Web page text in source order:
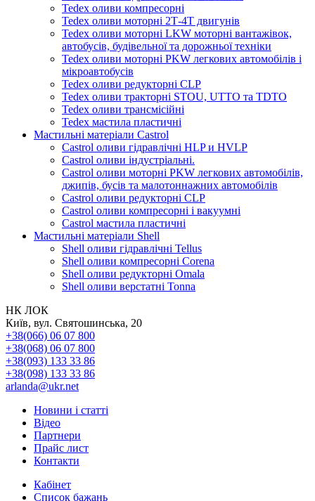
Tedex оливи компресорні
Tedex оливи моторні 2Т-4Т двигунів
Tedex оливи моторні LKW моторні вантажівок,
автобусів, будівельної та дорожньої техніки
Tedex оливи моторні PKW легкових автомобілів і
мікроавтобусів
Tedex оливи редукторні CLP
Tedex оливи тракторні STOU, UTTO та TDTO
Tedex оливи трансмісійні
Tedex мастила пластичні
Мастильні матеріали Castrol
Castrol оливи гідравлічні HLP и HVLP
Castrol оливи індустріальні.
Castrol оливи моторні PKW легкових автомобілів,
джипів, бусів та малотоннажних автомобілів
Castrol оливи редукторні CLP
Castrol оливи компресорні і вакуумні
Castrol мастила пластичні
Мастильні матеріали Shell
Shell оливи гідравлічні Tellus
Shell оливи компресорні Corena
Shell оливи редукторні Omala
Shell оливи верстатні Tonna
НК ЛОК
Київ, вул. Святошинська, 20
+38(066) 06 07 800
+38(068) 06 07 800
+38(093) 133 33 86
+38(098) 133 33 86
arlanda@ukr.net
Новини і статті
Відео
Партнери
Прайс лист
Контакти
Кабінет
Список бажань